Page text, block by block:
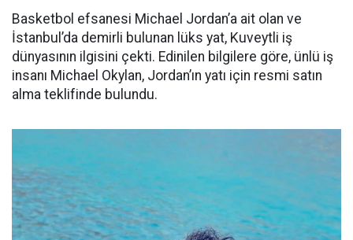
Basketbol efsanesi Michael Jordan’a ait olan ve
İstanbul’da demirli bulunan lüks yat, Kuveytli iş
dünyasının ilgisini çekti. Edinilen bilgilere göre, ünlü iş
insanı Michael Okylan, Jordan’ın yatı için resmi satın
alma teklifinde bulundu.